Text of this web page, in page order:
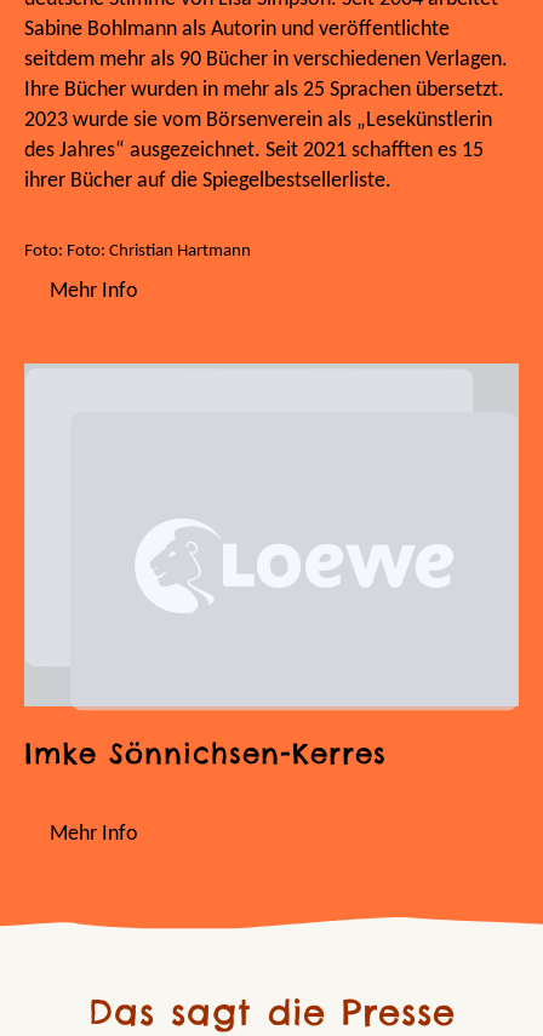
Sabine Bohlmann als Autorin und veröffentlichte
seitdem mehr als 90 Bücher in verschiedenen Verlagen.
Ihre Bücher wurden in mehr als 25 Sprachen übersetzt.
2023 wurde sie vom Börsenverein als „Lesekünstlerin
des Jahres“ ausgezeichnet. Seit 2021 schafften es 15
ihrer Bücher auf die Spiegelbestsellerliste.
Foto: Foto: Christian Hartmann
Mehr Info
Imke Sönnichsen-Kerres
Mehr Info
Das sagt die Presse